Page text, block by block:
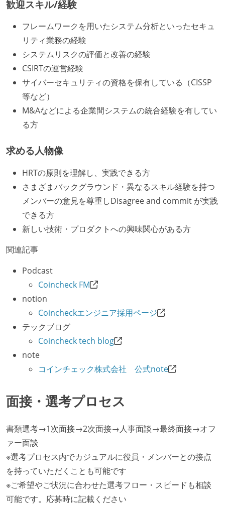
歓迎スキル/経験
フレームワークを用いたシステム分析といったセキュ
リティ業務の経験
システムリスクの評価と改善の経験
CSIRTの運営経験
サイバーセキュリティの資格を保有している（CISSP
等など）
M&Aなどによる企業間システムの統合経験を有してい
る方
求める人物像
HRTの原則を理解し、実践できる方
さまざまバックグラウンド・異なるスキル経験を持つ
メンバーの意見を尊重しDisagree and commit が実践
できる方
新しい技術・プロダクトへの興味関心がある方
関連記事
Podcast
Coincheck FM
notion
Coincheckエンジニア採用ページ
テックブログ
Coincheck tech blog
note
コインチェック株式会社 公式note
面接・選考プロセス
書類選考→1次面接→2次面接→人事面談→最終面接→オフ
ァー面談
※選考プロセス内でカジュアルに役員・メンバーとの接点
を持っていただくことも可能です
※ご希望やご状況に合わせた選考フロー・スピードも相談
可能です。応募時に記載ください